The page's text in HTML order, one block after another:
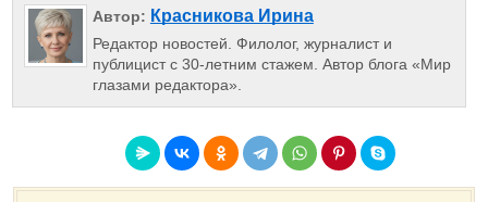
Автор: Красникова Ирина
Редактор новостей. Филолог, журналист и
публицист с 30-летним стажем. Автор блога «Мир
глазами редактора».